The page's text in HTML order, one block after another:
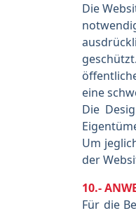
Die
eine
Die
Um
der
10.-
Für die